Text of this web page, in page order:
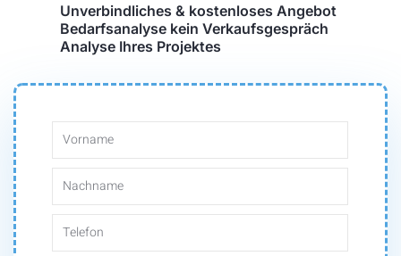
Unverbindliches & kostenloses Angebot
Bedarfsanalyse kein Verkaufsgespräch
Analyse Ihres Projektes
o
a